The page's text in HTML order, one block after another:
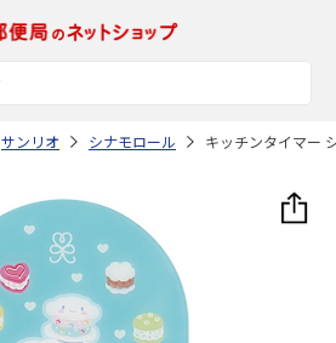
サンリオ シナモロール キッチンタイマー